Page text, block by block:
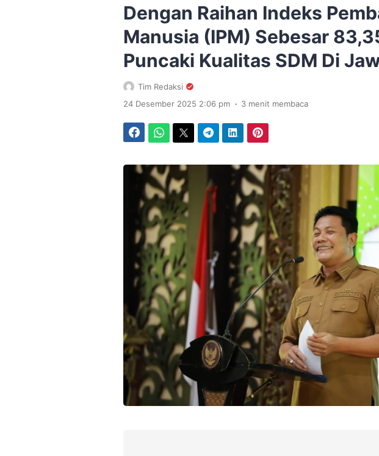
Dengan Raihan Indeks
Manusia (IPM) Sebesar
Puncaki Kualitas SDM Di
Tim Redaksi
24 Desember 2025 2:06 pm . 3 menit membaca